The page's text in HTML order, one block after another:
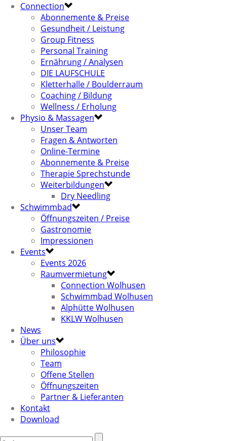
Connection
Abonnemente & Preise
Gesundheit / Leistung
Group Fitness
Personal Training
Ernährung / Analysen
DIE LAUFSCHULE
Kletterhalle / Boulderraum
Coaching / Bildung
Wellness / Erholung
Physio & Massagen
Unser Team
Fragen & Antworten
Online-Termine
Abonnemente & Preise
Therapie Sprechstunde
Weiterbildungen
Dry Needling
Schwimmbad
Öffnungszeiten / Preise
Gastronomie
Impressionen
Events
Events 2026
Raumvermietung
Connection Wolhusen
Schwimmbad Wolhusen
Alphütte Wolhusen
KKLW Wolhusen
News
Über uns
Philosophie
Team
Offene Stellen
Öffnungszeiten
Partner & Lieferanten
Kontakt
Download